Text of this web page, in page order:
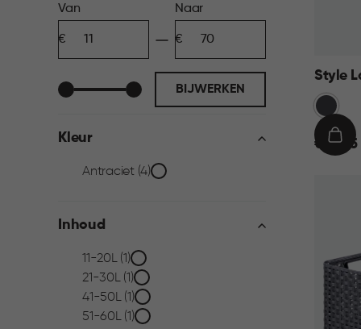
Prijs
filter
Van
Naar
BIJWERKEN
Kleur
Kleur
filter
Antraciet (4)
Inhoud
Inhoud
filter
11-20L (1)
21-30L (1)
41-50L (1)
51-60L (1)
Style
Grijs
€€ 69,95
IN